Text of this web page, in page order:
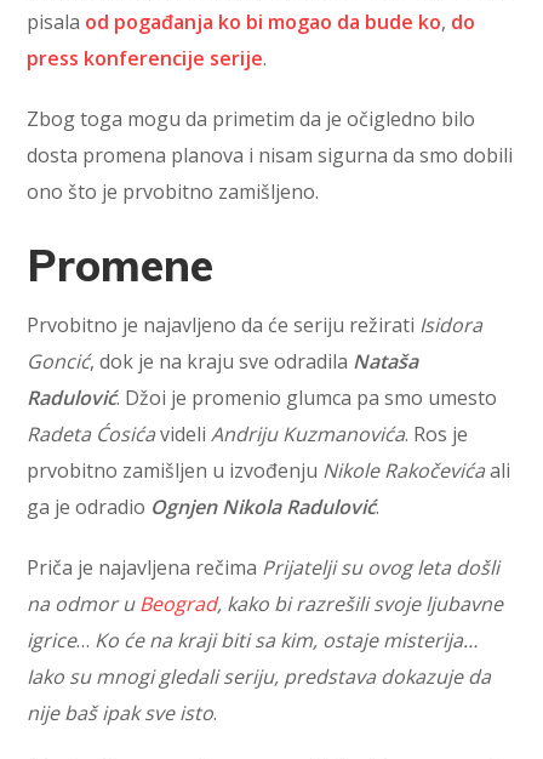
pisala od pogađanja ko bi mogao da bude ko, do
press konferencije serije.
Zbog toga mogu da primetim da je očigledno bilo
dosta promena planova i nisam sigurna da smo dobili
ono što je prvobitno zamišljeno.
Promene
Prvobitno je najavljeno da će seriju režirati Isidora
Goncić, dok je na kraju sve odradila Nataša
Radulović. Džoi je promenio glumca pa smo umesto
Radeta ĆosićavideliAndriju Kuzmanovića. Ros je
prvobitno zamišljen u izvođenju Nikole Rakočevićaali
ga je odradio Ognjen Nikola Radulović.
Priča je najavljena rečima Prijatelji su ovog leta došli
na odmor uBeograd, kako bi razrešili svoje ljubavne
igrice… Ko će na kraji biti sa kim, ostaje misterija…
Iako su mnogi gledali seriju, predstava dokazuje da
nije baš ipak sve isto.